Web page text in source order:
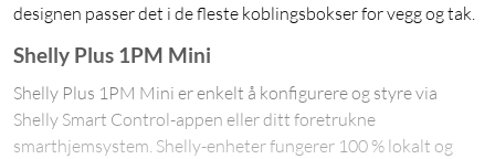
designen passer det i de fleste koblingsbokser for vegg og tak.
Shelly Plus 1PM Mini
Shelly Plus 1PM Mini er enkelt å konfigurere og styre via
Shelly Smart Control-appen eller ditt foretrukne
smarthjemsystem. Shelly-enheter fungerer 100 % lokalt og